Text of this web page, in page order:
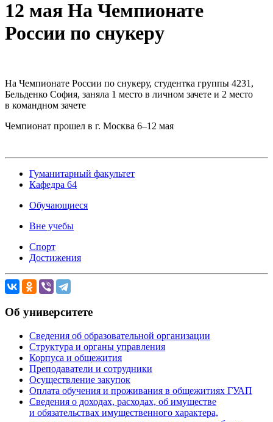
12 мая На Чемпионате
России по снукеру
На Чемпионате России по снукеру, студентка группы 4231,
Бельденко София, заняла 1 место в личном зачете и 2 место
в командном зачете
Чемпионат прошел в г. Москва 6–12 мая
Гуманитарный факультет
Кафедра 64
Обучающиеся
Вне учебы
Спорт
Достижения
Об университете
Сведения об образовательной организации
Структура и органы управления
Корпуса и общежития
Преподаватели и сотрудники
Осуществление закупок
Оплата обучения и проживания в общежитиях ГУАП
Сведения о доходах, расходах, об имуществе
и обязательствах имущественного характера,